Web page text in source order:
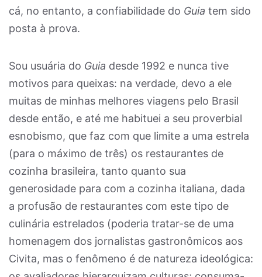
cá, no entanto, a confiabilidade do Guia tem sido
posta à prova.
Sou usuária do Guia desde 1992 e nunca tive
motivos para queixas: na verdade, devo a ele
muitas de minhas melhores viagens pelo Brasil
desde então, e até me habituei a seu proverbial
esnobismo, que faz com que limite a uma estrela
(para o máximo de três) os restaurantes de
cozinha brasileira, tanto quanto sua
generosidade para com a cozinha italiana, dada
a profusão de restaurantes com este tipo de
culinária estrelados (poderia tratar-se de uma
homenagem dos jornalistas gastronômicos aos
Civita, mas o fenômeno é de natureza ideológica: